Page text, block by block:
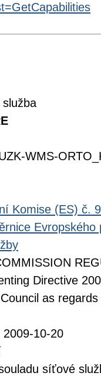
služba
WMS-
Komise (ES) č.
Directive
as
2009-10-20
síťové